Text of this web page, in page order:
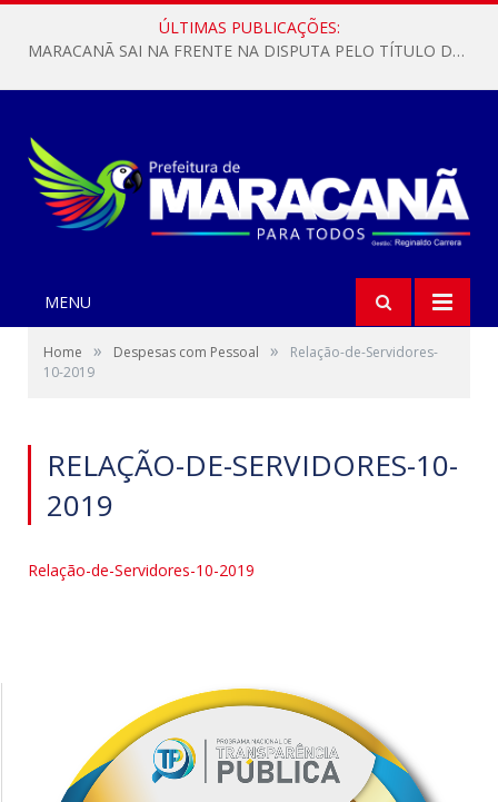
ÚLTIMAS PUBLICAÇÕES:
MARACANÃ SAI NA FRENTE NA DISPUTA PELO TÍTULO DA COPA PARÁ SUB-17!
MENU
Home » Despesas com Pessoal »
Relação-de-Servidores-
10-2019
RELAÇÃO-DE-SERVIDORES-10-
2019
Relação-de-Servidores-10-2019